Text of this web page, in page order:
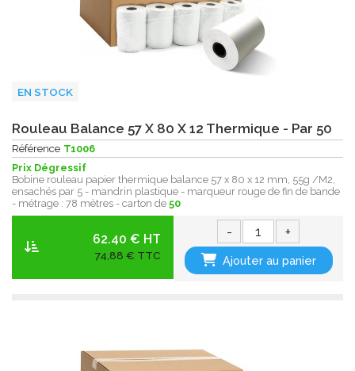
EN STOCK
Rouleau Balance 57 X 80 X 12 Thermique - Par 50
Référence T1006
Prix Dégressif
Bobine rouleau papier thermique balance 57 x 80 x 12 mm, 55g /M2,
ensachés par 5 - mandrin plastique - marqueur rouge de fin de bande
- métrage : 78 mètres - carton de 50
62.40 € HT
74,88 € TTC
- +
Ajouter au panier